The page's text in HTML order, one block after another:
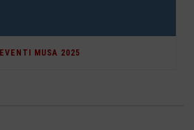
EVENTI MUSA 2025